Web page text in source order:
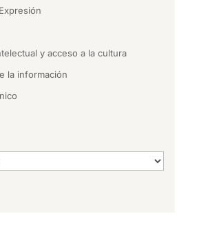
y acceso a la cultura
la información